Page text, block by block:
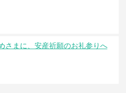
さまに、安産祈願のお礼参りへ